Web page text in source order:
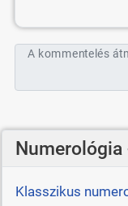
A kommentelés
Klasszikus